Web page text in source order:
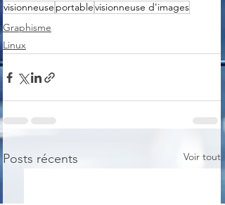
visionneuse portablevisionneuse d'images
Graphisme
Linux
Posts récents Voir tout